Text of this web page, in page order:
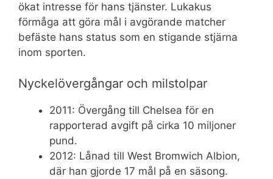
ökat intresse för hans tjänster. Lukakus
förmåga att göra mål i avgörande matcher
befäste hans status som en stigande stjärna
inom sporten.
Nyckelövergångar och milstolpar
2011: Övergång till Chelsea för en
rapporterad avgift på cirka 10 miljoner
pund.
2012: Lånad till West Bromwich Albion,
där han gjorde 17 mål på en säsong.